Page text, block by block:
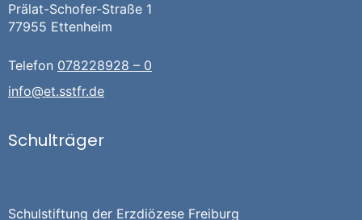
Prälat-Schofer-Straße 1
77955 Ettenheim
Telefon 078228928 – 0
info@et.sstfr.de
Schulträger
Schulstiftung der Erzdiözese Freiburg